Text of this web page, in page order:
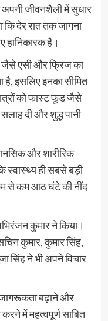
जीवनशैली में सुधार
देर रात तक जागना
हानिकारक है।
जैसे एसी और फ्रिज का
है, इसलिए इनका सीमित
को फास्ट फूड जैसे
दी और शुद्ध पानी
और शारीरिक
स्वास्थ्य ही सबसे बड़ी
से कम आठ घंटे की नींद
कुमार ने किया।
कुमार, कुमार सिंह,
सिंह ने भी अपने विचार
बढ़ाने और
में महत्वपूर्ण साबित